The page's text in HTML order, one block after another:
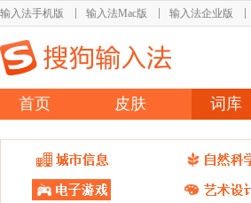
输入法手机版 输入法Mac版 输入法企业版
首页 皮肤 词库